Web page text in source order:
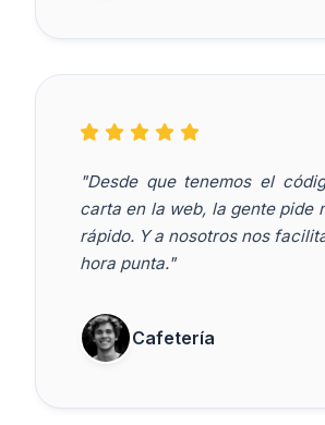
"Desde que tenemos el
carta en la web, la gente pide
rápido. Y a nosotros nos
hora punta."
Cafetería